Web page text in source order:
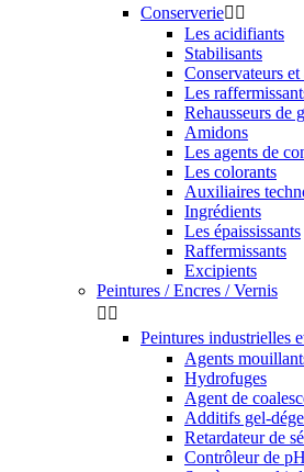
Conserverie 
Les acidifiants
Stabilisants
Conservateurs
Les
Rehausseurs de
Amidons
Les agents de
Les colorants
Auxiliaires
Ingrédients
Les épaississants
Raffermissants
Excipients
Peintures / Encres / Vernis
 
Peintures industrielles
Agents
Hydrofuges
Agent de
Additifs gel-
Retardateur de
Contrôleur de pH